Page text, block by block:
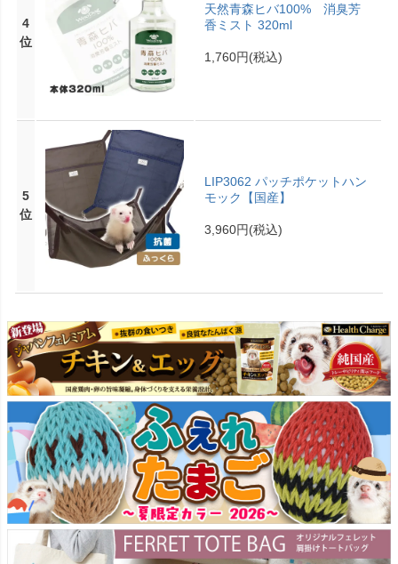
4
位
天然青森ヒバ100% 消臭芳
香ミスト 320ml
1,760円(税込)
5
位
LIP3062 パッチポケットハン
モック【国産】
3,960円(税込)